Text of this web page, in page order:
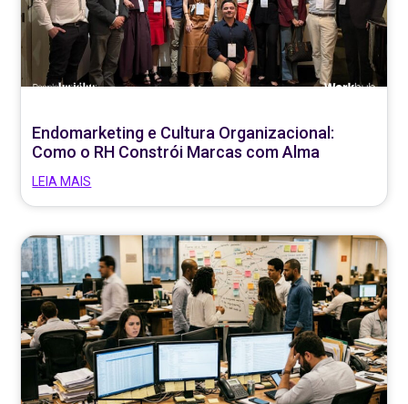
Endomarketing e Cultura Organizacional:
Como o RH Constrói Marcas com Alma
LEIA MAIS